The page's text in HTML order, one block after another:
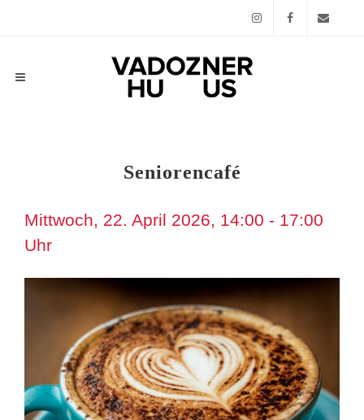
Instagram
Seniorencafé
Mittwoch, 22. April 2026, 14:00 - 17:00
Uhr